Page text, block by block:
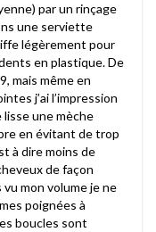
par un rinçage
une serviette
légèrement pour
en plastique. De
mais même en
j’ai l’impression
une mèche
en évitant de trop
à dire moins de
de façon
mon volume je ne
poignées à
boucles sont